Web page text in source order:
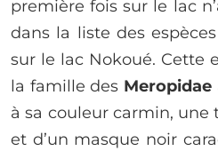
première fois sur le lac
dans la liste des
sur le lac Nokoué. Cette
la famille des Meropidae
à sa couleur carmin, une
et d’un masque noir